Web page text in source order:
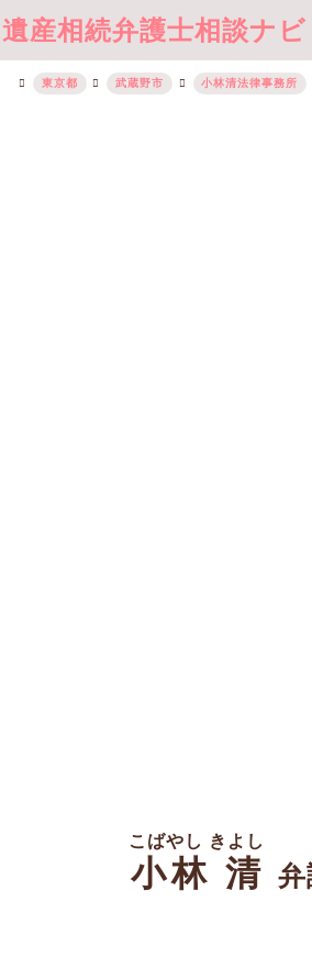
遺産相続弁護士相談ナビ
東京都 武蔵野市 小林清法律事務所
小林 清
こばやし きよし